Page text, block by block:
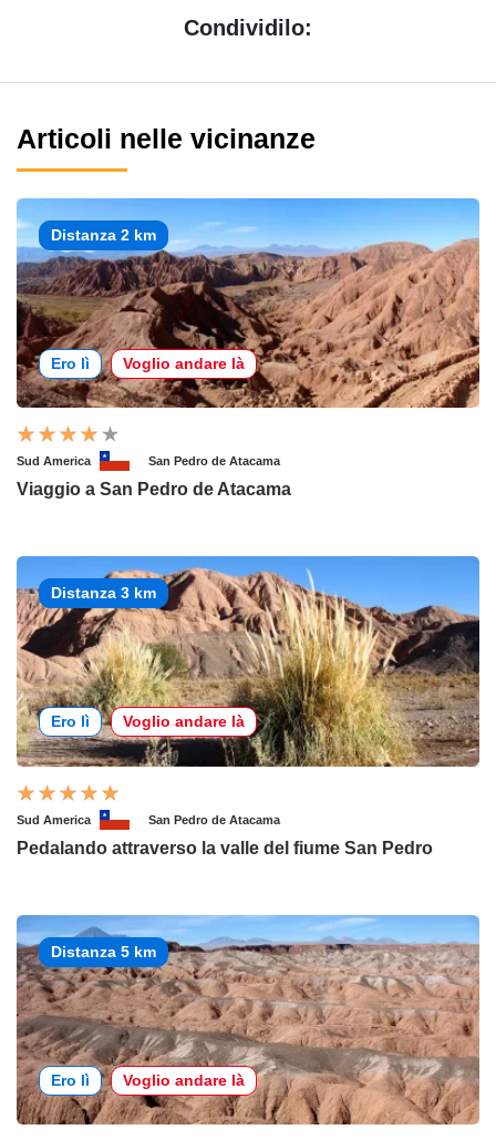
Condividilo:
Articoli nelle vicinanze
Distanza 2 km
Ero lì Voglio andare là
Sud America San Pedro de Atacama
Viaggio a San Pedro de Atacama
Distanza 3 km
Ero lì Voglio andare là
Sud America San Pedro de Atacama
Pedalando attraverso la valle del fiume San Pedro
Distanza 5 km
Ero lì Voglio andare là